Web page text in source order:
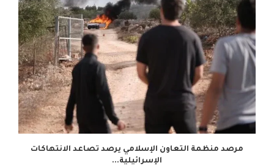
مرصد منظمة التعاون الإسلامي يرصد تصاعد الانتهاكات
الإسرائيلية...